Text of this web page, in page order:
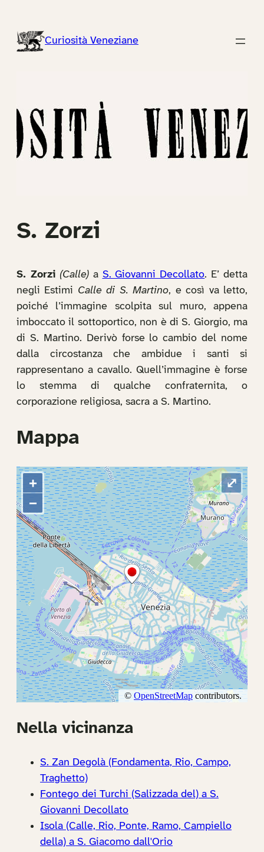
contenutoCuriosità Veneziane
S. Zorzi
S. Zorzi (Calle)a S. Giovanni Decollato. E’ detta
negli Estimi Calle di S. Martino, e così va letto,
poiché l’immagine scolpita sul muro, appena
imboccato il sottoportico, non è di S. Giorgio, ma
di S. Martino. Derivò forse lo cambio del nome
dalla circostanza che ambidue i santi si
rappresentano a cavallo. Quell’immagine è forse
lo stemma di qualche confraternita, o
corporazione religiosa, sacra a S. Martino.
Mappa
Nella vicinanza
S. Zan Degolà (Fondamenta, Rio, Campo,
Traghetto)
Fontego dei Turchi (Salizzada del) a S.
Giovanni Decollato
Isola (Calle, Rio, Ponte, Ramo, Campiello
della) a S. Giacomo dall'Orio